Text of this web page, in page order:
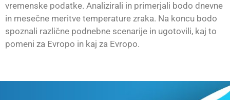
vremenske podatke. Analizirali in primerjali bodo dnevne
in mesečne meritve temperature zraka. Na koncu bodo
spoznali različne podnebne scenarije in ugotovili, kaj to
pomeni za Evropo in kaj za Evropo.